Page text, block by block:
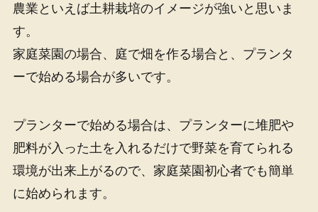
農業といえば土耕栽培のイメージが強いと思いま
す。
家庭菜園の場合、庭で畑を作る場合と、プランタ
ーで始める場合が多いです。
プランターで始める場合は、プランターに堆肥や
肥料が入った土を入れるだけで野菜を育てられる
環境が出来上がるので、家庭菜園初心者でも簡単
に始められます。